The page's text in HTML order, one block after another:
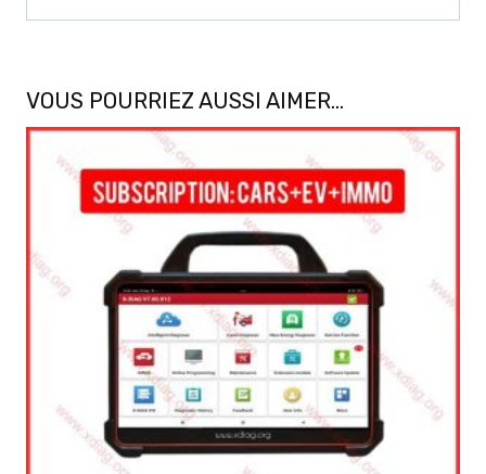
VOUS POURRIEZ AUSSI AIMER…